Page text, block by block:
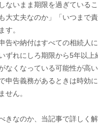
ないまま期限を過ぎている
大丈夫なのか」「いつまで
す。
告や納付はすべての相続人
ずれにしろ期限から5年以上
なくなっている可能性が高い
申告義務があるときは時効
せん。
きなのか、当記事で詳しく解